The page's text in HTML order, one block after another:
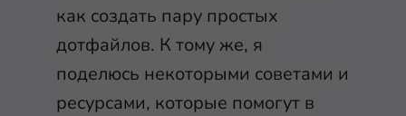
как создать пару простых
дотфайлов. К тому же, я
поделюсь некоторыми советами и
ресурсами, которые помогут в